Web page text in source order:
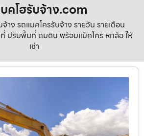
คโฮรับจ้าง.com
าง รถแมคโครรับจ้าง รายวัน รายเดือน
ปรับพื้นที่ ถมดิน พร้อมแม็คโคร หกล้อ ให้
เช่า